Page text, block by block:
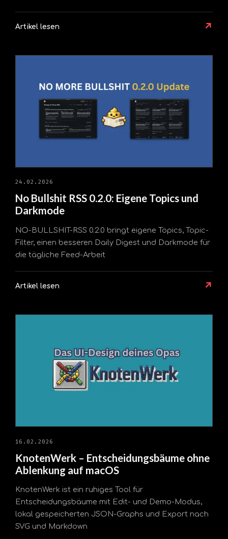
Artikel lesen ↗
24.02.2026
No Bullshit RSS 0.2.0: Eigene Topics und
Darkmode
NO-BULLSHIT-RSS 0.2.0 bringt eigene Topics, Topic-
Filter, einen besseren Daily Digest und Darkmode für
die tägliche Feed-Arbeit
Artikel lesen ↗
16.02.2026
KnotenWerk – Entscheidungsbäume ohne
Ablenkung auf macOS
KnotenWerk ist ein ruhiges Tool für
Entscheidungsbäume mit Edit- und Demo-Modus,
lokal gespeicherten JSON-Graphs und Export nach
SVG und Markdown